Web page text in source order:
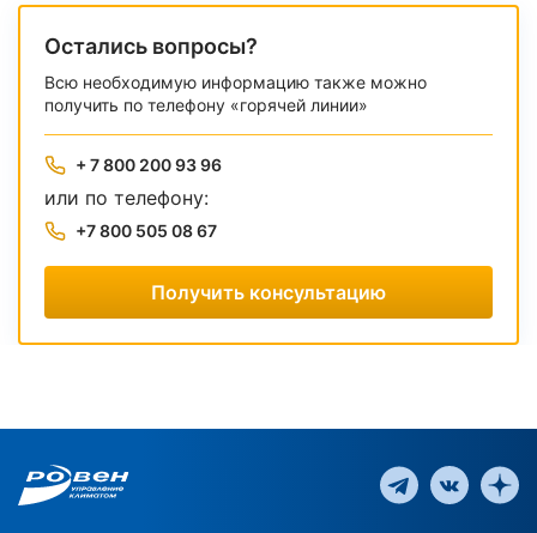
Остались вопросы?
Всю необходимую информацию также можно
получить по телефону «горячей линии»
+ 7 800 200 93 96
или по телефону:
+7 800 505 08 67
Получить консультацию